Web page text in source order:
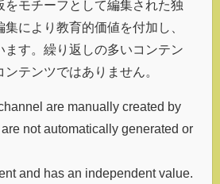
モチーフとして編集された独
により教育的価値を付加し、
ます。繰り返しの多いコンテン
テンツではありません。
are manually created by
not automatically generated or
and has an independent value.